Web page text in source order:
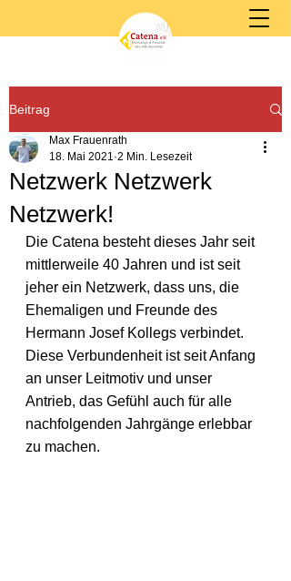
Beitrag
Netzwerk Netzwerk
Netzwerk!
Max Frauenrath
18. Mai 2021 2 Min. Lesezeit
Die Catena besteht dieses Jahr seit
mittlerweile 40 Jahren und ist seit
jeher ein Netzwerk, dass uns, die
Ehemaligen und Freunde des
Hermann Josef Kollegs verbindet.
Diese Verbundenheit ist seit Anfang
an unser Leitmotiv und unser
Antrieb, das Gefühl auch für alle
nachfolgenden Jahrgänge erlebbar
zu machen.